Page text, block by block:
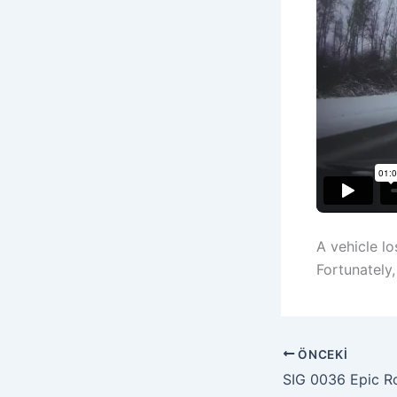
A vehicle
ÖNCEKI
SIG 0036 Epic